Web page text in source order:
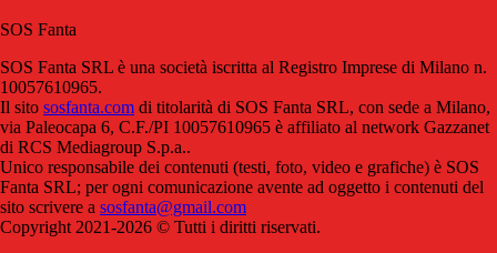
SOS Fanta
SOS Fanta SRL è una società iscritta al Registro Imprese di Milano n.
10057610965.
Il sito sosfanta.com di titolarità di SOS Fanta SRL, con sede a Milano,
via Paleocapa 6, C.F./PI 10057610965 è affiliato al network Gazzanet
di RCS Mediagroup S.p.a..
Unico responsabile dei contenuti (testi, foto, video e grafiche) è SOS
Fanta SRL; per ogni comunicazione avente ad oggetto i contenuti del
sito scrivere a sosfanta@gmail.com
Copyright 2021-2026 © Tutti i diritti riservati.